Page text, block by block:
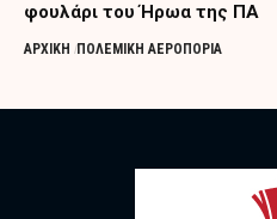
φουλάρι του Ήρωα της ΠΑ
ΑΡΧΙΚΗ ΠΟΛΕΜΙΚΗ ΑΕΡΟΠΟΡΙΑ